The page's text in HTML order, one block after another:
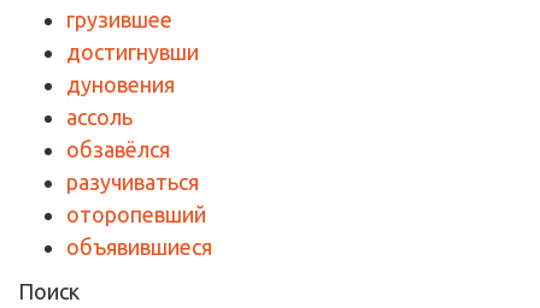
грузившее
достигнувши
дуновения
ассоль
обзавёлся
разучиваться
оторопевший
объявившиеся
Поиск